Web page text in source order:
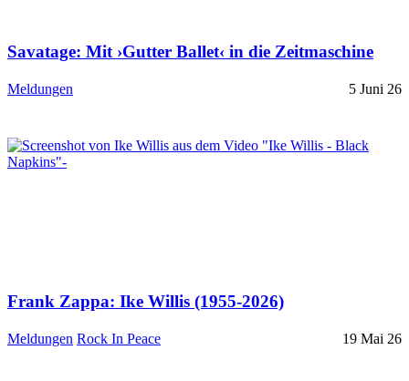
Savatage: Mit ›Gutter Ballet‹ in die Zeitmaschine
Meldungen 5 Juni 26
Frank Zappa: Ike Willis (1955-2026)
Meldungen Rock In Peace 19 Mai 26